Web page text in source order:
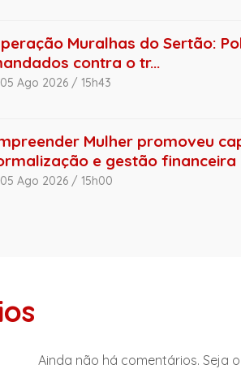
Muralhas do Sertão:
contra o tr...
05 Ago 2026 / 15h43
Mulher promoveu
e gestão financeira
05 Ago 2026 / 15h00
Ainda não há comentários. Seja